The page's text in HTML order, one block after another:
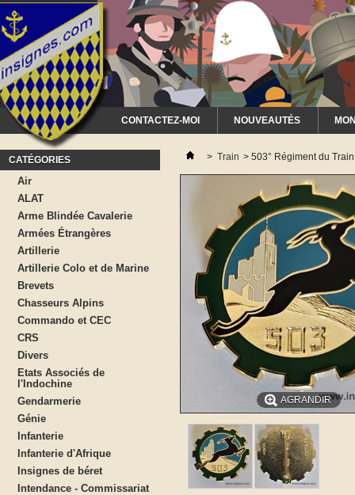
CONTACTEZ-MOI NOUVEAUTÉS
CATÉGORIES
Air
ALAT
Arme Blindée Cavalerie
Armées Étrangères
Artillerie
Artillerie Colo et de Marine
Brevets
Chasseurs Alpins
Commando et CEC
CRS
Divers
Etats Associés de
l'Indochine
Gendarmerie
Génie
Infanterie
Infanterie d'Afrique
Insignes de béret
Intendance - Commissariat
> Train > 503° Régiment du
AGRANDIR